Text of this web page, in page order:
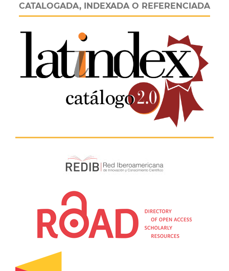
CATALOGADA, INDEXADA O REFERENCIADA